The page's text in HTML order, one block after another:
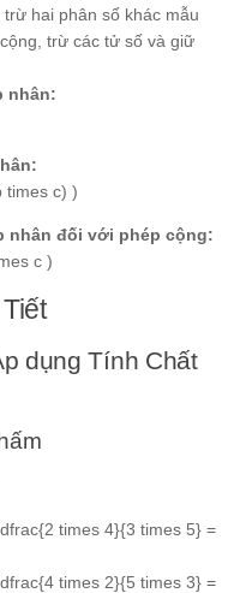
trừ hai phân số khác mẫu
trừ các tử số và giữ
nhân:
times c) )
nhân đối với phép cộng:
c )
dụng Tính Chất
times 4}{3 times 5} =
times 2}{5 times 3} =